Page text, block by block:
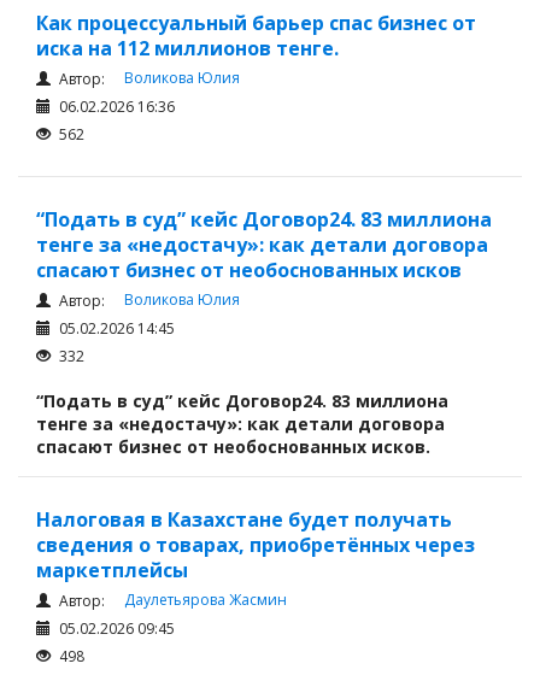
Как процессуальный барьер спас бизнес от
иска на 112 миллионов тенге.
Автор:
Воликова Юлия
06.02.2026 16:36
562
“Подать в суд” кейс Договор24. 83 миллиона
тенге за «недостачу»: как детали договора
спасают бизнес от необоснованных исков
Автор:
Воликова Юлия
05.02.2026 14:45
332
“Подать в суд” кейс Договор24. 83 миллиона
тенге за «недостачу»: как детали договора
спасают бизнес от необоснованных исков.
Налоговая в Казахстане будет получать
сведения о товарах, приобретённых через
маркетплейсы
Автор:
Даулетьярова Жасмин
05.02.2026 09:45
498